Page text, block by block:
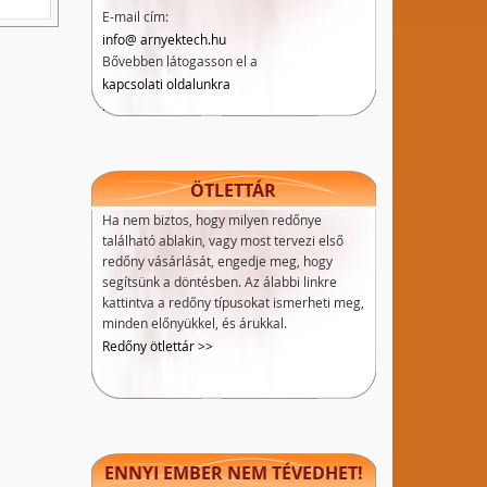
E-mail cím:
info@ arnyektech.hu
Bővebben látogasson el a
kapcsolati oldalunkra
.
ÖTLETTÁR
Ha nem biztos, hogy milyen redőnye
található ablakin, vagy most tervezi első
redőny vásárlását, engedje meg, hogy
segítsünk a döntésben. Az álabbi linkre
kattintva a redőny típusokat ismerheti meg,
minden előnyükkel, és árukkal.
Redőny ötlettár >>
ENNYI EMBER NEM TÉVEDHET!